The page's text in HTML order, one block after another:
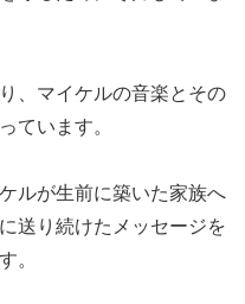
、マイケルの音楽とその
ています。
ルが生前に築いた家族へ
送り続けたメッセージを
。